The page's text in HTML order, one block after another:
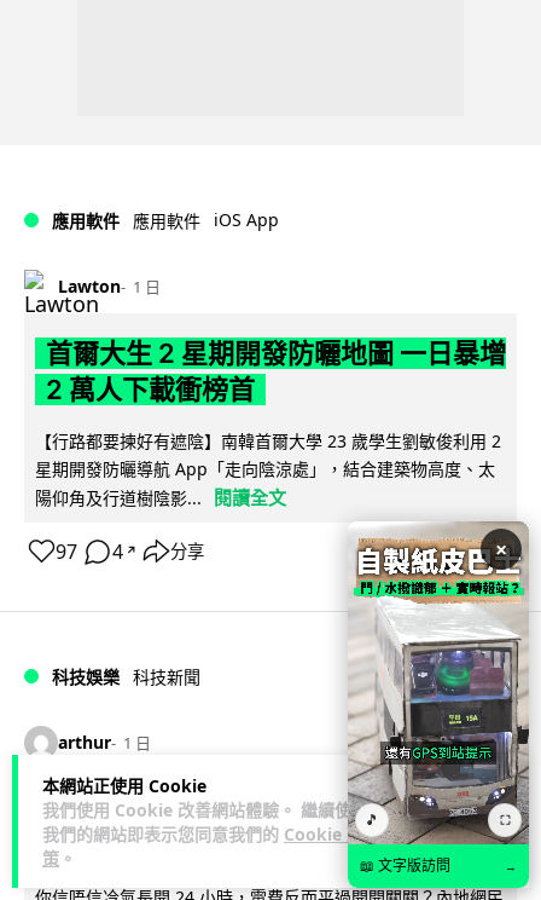
本網站正使用 Cookie
我們使用 Cookie 改善網站體驗。 繼續使用
我們的網站即表示您同意我們的 Cookie 政
策 。
應用軟件 應用軟件 iOS App
Lawton 1 日
首爾大生 2 星期開發防曬地圖 一日暴增
2 萬人下載衝榜首
【行路都要揀好有遮陰】南韓首爾大學 23 歲學生劉敏俊利用 2
星期開發防曬導航 App「走向陰涼處」，結合建築物高度、太
陽仰角及行道樹陰影...
閱讀全文
97 4 ↗ 分享
科技娛樂 科技新聞
arthur 1 日
冷氣 24 小時長開電費更平？內地網民
自測結果兩極 專家拆解慳電邏輯
×
🎵 ⛶
📖 文字版訪問 →